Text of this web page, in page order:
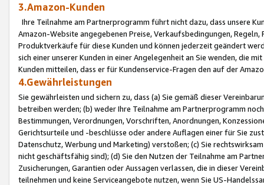
3.Amazon-Kunden
Ihre Teilnahme am Partnerprogramm führt nicht dazu, dass unsere
Amazon-Website angegebenen Preise, Verkaufsbedingungen,
Produktverkäufe für diese Kunden und können jederzeit geändert
sich einer unserer Kunden in einer Angelegenheit an Sie wenden, die
Kunden mitteilen, dass er für Kundenservice-Fragen den auf der
4.Gewährleistungen
Sie gewährleisten und sichern zu, dass (a) Sie gemäß dieser
betreiben werden; (b) weder Ihre Teilnahme am Partnerprogramm
Bestimmungen, Verordnungen, Vorschriften, Anordnungen,
Gerichtsurteile und -beschlüsse oder andere Auflagen einer für Sie
Datenschutz, Werbung und Marketing) verstoßen; (c) Sie
nicht geschäftsfähig sind); (d) Sie den Nutzen der Teilnahme am
Zusicherungen, Garantien oder Aussagen verlassen, die in dieser
teilnehmen und keine Serviceangebote nutzen, wenn Sie US-